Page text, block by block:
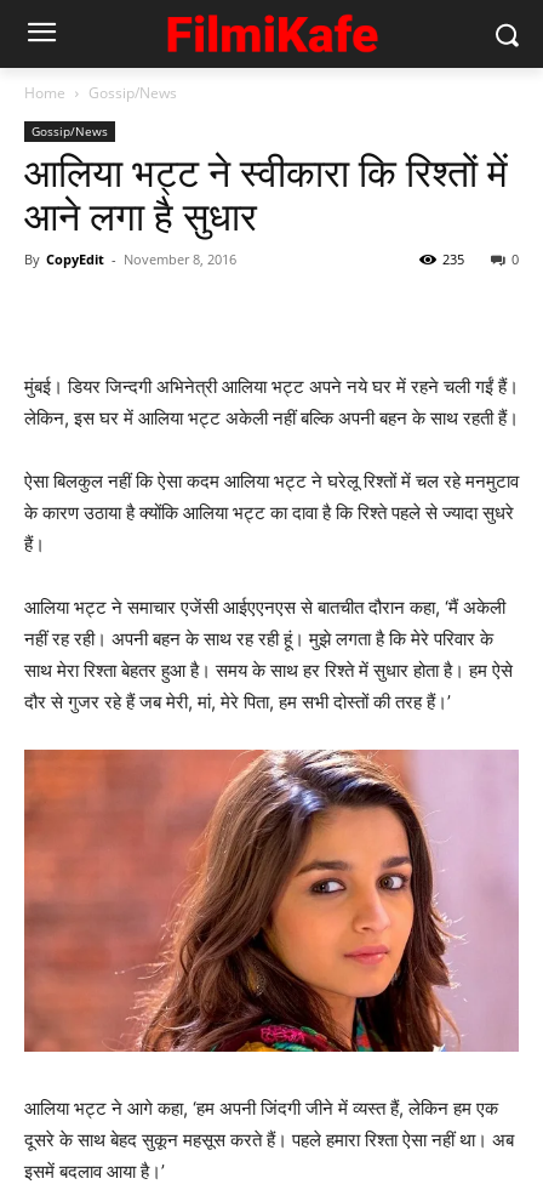
Home Gossip/News
Gossip/News
आलिया भट्ट ने स्‍वीकारा कि रिश्‍तों में
आने लगा है सुधार
By CopyEdit - November 8, 2016 0
235
मुंबई। डियर जिन्‍दगी अभिनेत्री आलिया भट्ट अपने नये घर में रहने चली गईं हैं।
लेकिन, इस घर में आलिया भट्ट अकेली नहीं बल्‍कि अपनी बहन के साथ रहती हैं।
ऐसा बिलकुल नहीं कि ऐसा कदम आलिया भट्ट ने घरेलू रिश्‍तों में चल रहे मनमुटाव
के कारण उठाया है क्‍योंकि आलिया भट्ट का दावा है कि रिश्‍ते पहले से ज्‍यादा सुधरे
हैं।
आलिया भट्ट ने समाचार एजेंसी आईएएनएस से बातचीत दौरान कहा, ‘मैं अकेली
नहीं रह रही। अपनी बहन के साथ रह रही हूं। मुझे लगता है कि मेरे परिवार के
साथ मेरा रिश्ता बेहतर हुआ है। समय के साथ हर रिश्ते में सुधार होता है। हम ऐसे
दौर से गुजर रहे हैं जब मेरी, मां, मेरे पिता, हम सभी दोस्तों की तरह हैं।’
आलिया भट्ट ने आगे कहा, ‘हम अपनी जिंदगी जीने में व्यस्त हैं, लेकिन हम एक
दूसरे के साथ बेहद सुकून महसूस करते हैं। पहले हमारा रिश्ता ऐसा नहीं था। अब
इसमें बदलाव आया है।’